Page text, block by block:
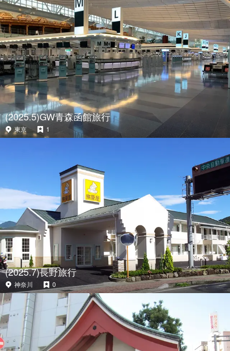
(2025.5)GW青森函館旅行
東京 1
(2025.7)長野旅行
神奈川 0